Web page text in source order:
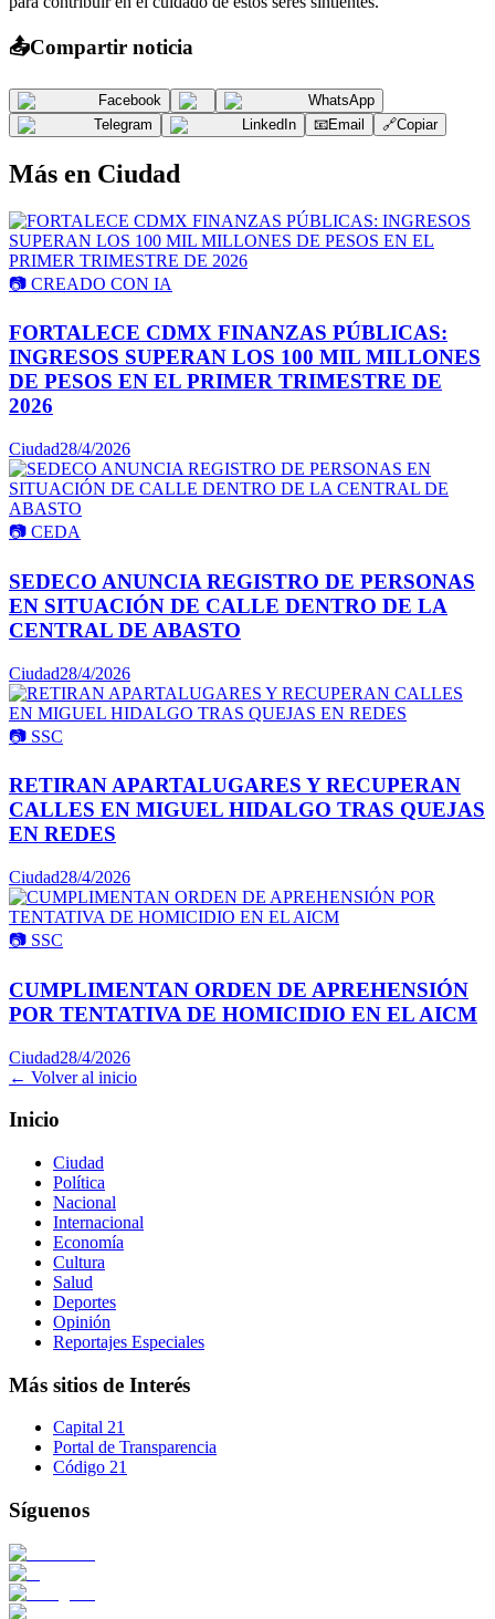
📤Compartir noticia
Facebook
WhatsApp
Telegram
LinkedIn 📧Email 🔗Copiar
Más en Ciudad
📷 CREADO CON IA
FORTALECE CDMX FINANZAS PÚBLICAS:
INGRESOS SUPERAN LOS 100 MIL MILLONES
DE PESOS EN EL PRIMER TRIMESTRE DE
2026
Ciudad28/4/2026
📷 CEDA
SEDECO ANUNCIA REGISTRO DE PERSONAS
EN SITUACIÓN DE CALLE DENTRO DE LA
CENTRAL DE ABASTO
Ciudad28/4/2026
📷 SSC
RETIRAN APARTALUGARES Y RECUPERAN
CALLES EN MIGUEL HIDALGO TRAS QUEJAS
EN REDES
Ciudad28/4/2026
📷 SSC
CUMPLIMENTAN ORDEN DE APREHENSIÓN
POR TENTATIVA DE HOMICIDIO EN EL AICM
Ciudad28/4/2026
← Volver al inicio
Inicio
Ciudad
Política
Nacional
Internacional
Economía
Cultura
Salud
Deportes
Opinión
Reportajes Especiales
Más sitios de Interés
Capital 21
Portal de Transparencia
Código 21
Síguenos